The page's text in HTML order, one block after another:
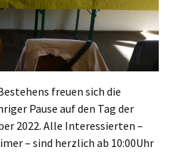
freuen sich die
Pause auf den Tag der
2022. Alle Interessierten –
– sind herzlich ab 10:00Uhr